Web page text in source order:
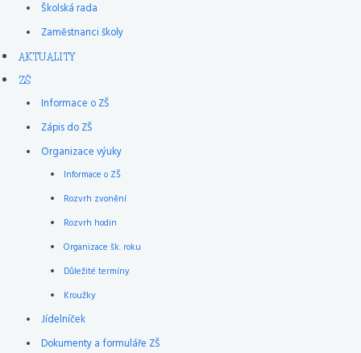
Školská rada
Zaměstnanci školy
AKTUALITY
ZŠ
Informace o ZŠ
Zápis do ZŠ
Organizace výuky
Informace o ZŠ
Rozvrh zvonění
Rozvrh hodin
Organizace šk. roku
Důležité termíny
Kroužky
Jídelníček
Dokumenty a formuláře ZŠ